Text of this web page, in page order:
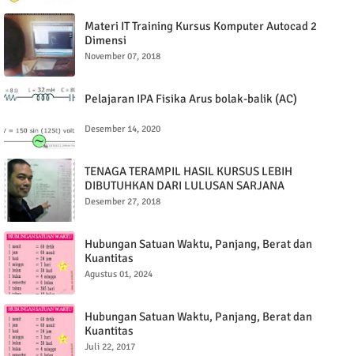
Materi IT Training Kursus Komputer Autocad 2
Dimensi
November 07, 2018
Pelajaran IPA Fisika Arus bolak-balik (AC)
Desember 14, 2020
TENAGA TERAMPIL HASIL KURSUS LEBIH
DIBUTUHKAN DARI LULUSAN SARJANA
Desember 27, 2018
Hubungan Satuan Waktu, Panjang, Berat dan
Kuantitas
Agustus 01, 2024
Hubungan Satuan Waktu, Panjang, Berat dan
Kuantitas
Juli 22, 2017